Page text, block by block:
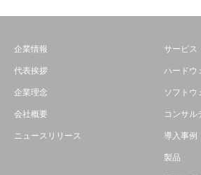
企業情報
代表挨拶
企業理念
会社概要
ニュースリリース
サービス
ハードウ
ソフトウ
コンサル
導入事例
製品